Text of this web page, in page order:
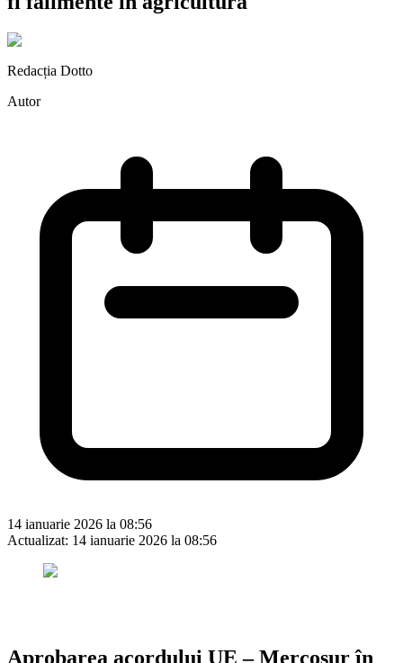
Redacția Dotto
Autor
14 ianuarie 2026 la 08:56
Actualizat: 14 ianuarie 2026 la 08:56
Aprobarea acordului UE – Mercosur în